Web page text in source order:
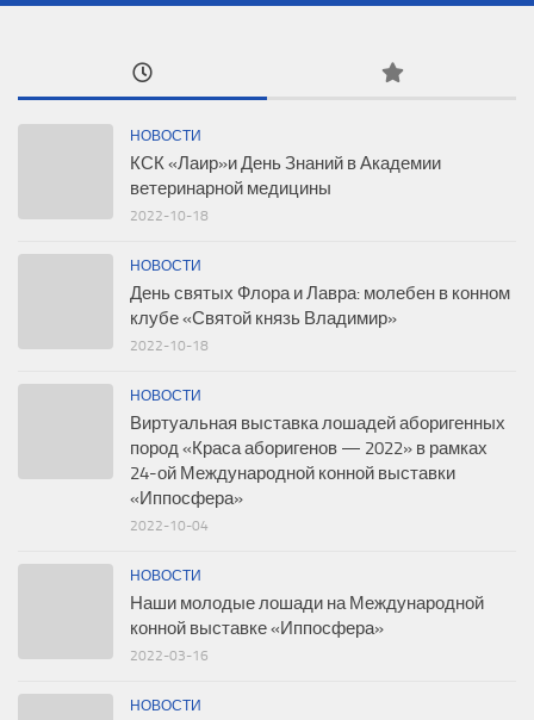
НОВОСТИ
КСК «Лаир»и День Знаний в Академии
ветеринарной медицины
2022-10-18
НОВОСТИ
День святых Флора и Лавра: молебен в конном
клубе «Святой князь Владимир»
2022-10-18
НОВОСТИ
Виртуальная выставка лошадей аборигенных
пород «Краса аборигенов — 2022» в рамках
24-ой Международной конной выставки
«Иппосфера»
2022-10-04
НОВОСТИ
Наши молодые лошади на Международной
конной выставке «Иппосфера»
2022-03-16
НОВОСТИ